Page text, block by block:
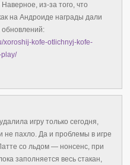
из-за того, что
на Андроиде награды дали
xoroshij-kofe-otlichnyj-kofe-
игру только сегодня,
не пахло. Да и проблемы в игре
со льдом — нонсенс, при
заполняется весь стакан,